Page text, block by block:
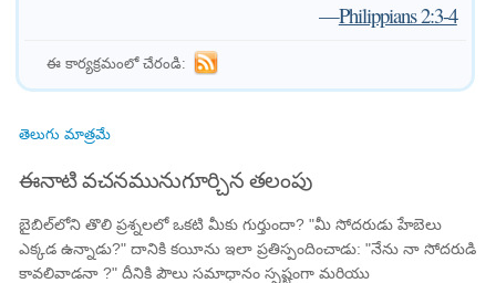
—Philippians 2:3-4
ఈ కార్యక్రమంలో చేరండి:
తెలుగు మాత్రమే
ఈనాటి వచనమునుగూర్చిన తలంపు
బైబిల్‌లోని తొలి ప్రశ్నలలో ఒకటి మీకు గుర్తుందా? "మీ సోదరుడు హేబెలు
ఎక్కడ ఉన్నాడు?" దానికి కయీను ఇలా ప్రతిస్పందించాడు: "నేను నా సోదరుడి
కావలివాడనా ?" దీనికి పౌలు సమాధానం స్పష్టంగా మరియు